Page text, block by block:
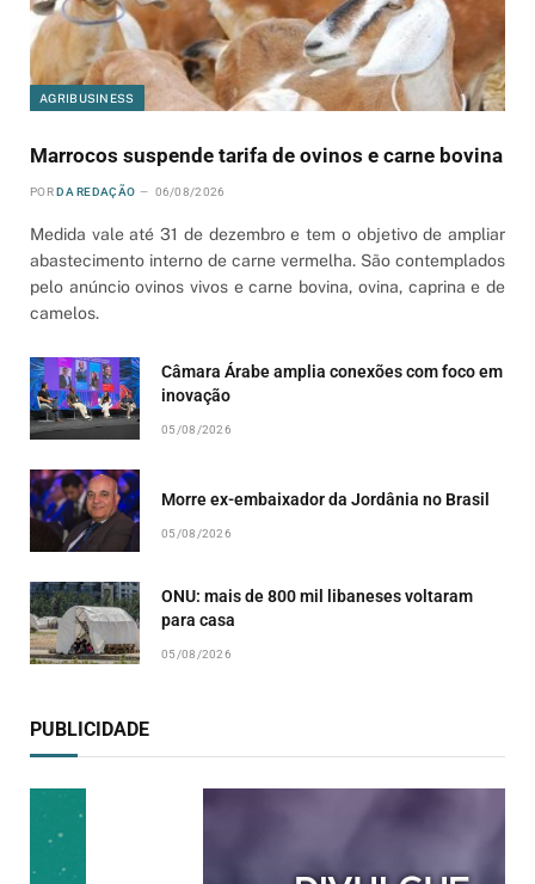
AGRIBUSINESS
Marrocos suspende tarifa de ovinos e carne bovina
POR DA REDAÇÃO 06/08/2026
Medida vale até 31 de dezembro e tem o objetivo de ampliar
abastecimento interno de carne vermelha. São contemplados
pelo anúncio ovinos vivos e carne bovina, ovina, caprina e de
camelos.
Câmara Árabe amplia conexões com foco em
inovação
05/08/2026
Morre ex-embaixador da Jordânia no Brasil
05/08/2026
ONU: mais de 800 mil libaneses voltaram
para casa
05/08/2026
PUBLICIDADE